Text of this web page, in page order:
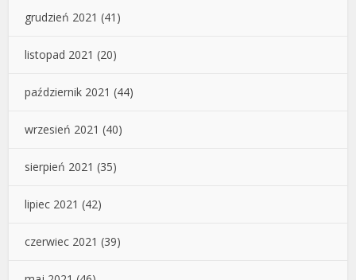
grudzień 2021 (41)
listopad 2021 (20)
październik 2021 (44)
wrzesień 2021 (40)
sierpień 2021 (35)
lipiec 2021 (42)
czerwiec 2021 (39)